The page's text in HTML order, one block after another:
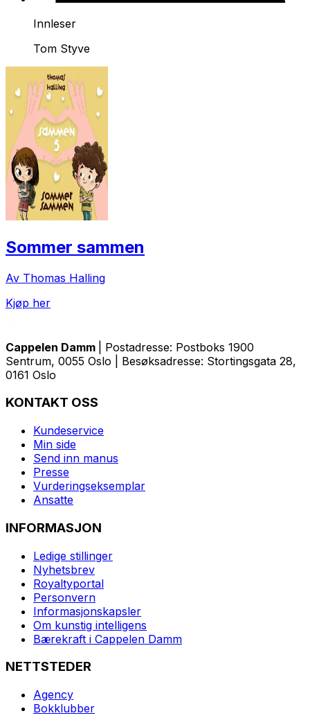
Innleser
Tom Styve
Sommer sammen
Av Thomas Halling
Kjøp her
Cappelen Damm
| Postadresse: Postboks 1900
Sentrum, 0055 Oslo | Besøksadresse: Stortingsgata 28,
0161 Oslo
KONTAKT OSS
Kundeservice
Min side
Send inn manus
Presse
Vurderingseksemplar
Ansatte
INFORMASJON
Ledige stillinger
Nyhetsbrev
Royaltyportal
Personvern
Informasjonskapsler
Om kunstig intelligens
Bærekraft i Cappelen Damm
NETTSTEDER
Agency
Bokklubber